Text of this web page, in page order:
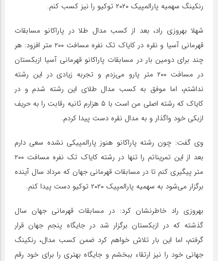
رنکینگ سهمیه پارالمپیک ۲۰۲۰ توکیو را نیز کسب کنم.
شهلا بهروزی راد، بعد از کسب مدال طلا در پاراکانو مسابقات
قهرمانی آسیا و نقره در کایاک تک نفره مسافت ۲۰۰ متر افزود: هر
چند برای دومین بار در مسابقات پاراکانو قهرمانی آسیا ازبکستان
در مسافت ۲۰۰ متر پارو می‌زدم و تجربه زیادی در این رشته
نداشتم، اما موفق به کسب مدال طلای این رشته شدم و در
کایاک که رشته اصلی من است با ۵ هزارم ثانیه رقابت را به حریف
ازبکی خود واگذار و به مدال نقره دست پیدا کردم.
وی گفت: چون رشته پاراکانو هنوز پارالمپیکی نشده سعی دارم
بعد از این تمریناتم را تنها در رشته کایاک تک نفره مسافت ۲۰۰
متر پیگیری کنم تا در مسابقات قهرمانی جهان که مرداد سال آینده
برگزار می‌شود به سهمیه پارالمپیک ۲۰۲۰ توکیو دست پیدا کنم.
بهروزی راد خاطرنشان کرد: در مسابقات قهرمانی جهان سال
گذشته که در ازبکستان برگزار شد در جایگاه پنجم جهان قرار
گرفتم، اما این بار تلاش خواهم کرد ضمن کسب مدال، رنکینگ
جهانی خود را نیز ارتقاء ببخشم و جایگاه بهتری را برای خود رقم